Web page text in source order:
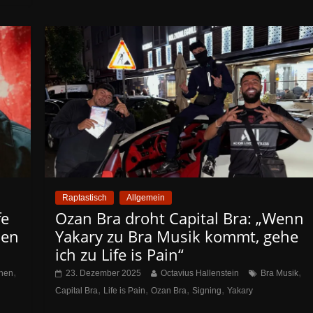
,
Raptastisch Allgemein
Ozan Bra droht Capital Bra: „Wenn
Yakary zu Bra Musik kommt, gehe
ich zu Life is Pain“
23. Dezember 2025 Octavius Hallenstein Bra Musik,
Capital Bra, Life is Pain,Ozan Bra, Signing,Yakary